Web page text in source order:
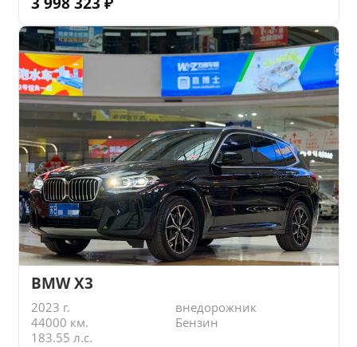
BMW X3
2023 г.
внедорожник
44000 км.
Бензин
183.55 л.с.